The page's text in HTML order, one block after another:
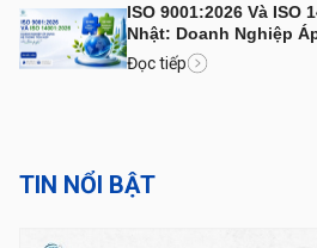
ISO 9001:2026 Và ISO
Nhật: Doanh Nghiệp
Hợp Cần Lưu Ý Gì?
Đọc tiếp
TIN NỔI BẬT